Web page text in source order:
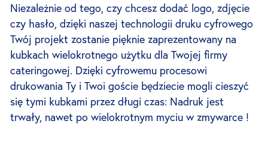
Niezależnie od tego, czy chcesz dodać logo, zdjęcie
czy hasło, dzięki naszej technologii druku cyfrowego
Twój projekt zostanie pięknie zaprezentowany na
kubkach wielokrotnego użytku dla Twojej firmy
cateringowej. Dzięki cyfrowemu procesowi
drukowania Ty i Twoi goście będziecie mogli cieszyć
się tymi kubkami przez długi czas: Nadruk jest
trwały, nawet po wielokrotnym myciu w zmywarce !